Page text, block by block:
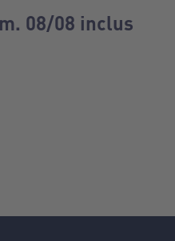
08/08 inclus